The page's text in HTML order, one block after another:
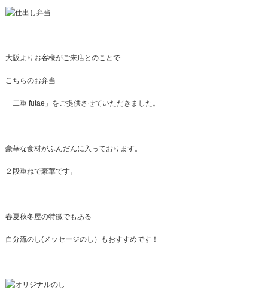
大阪よりお客様がご来店とのことで
こちらのお弁当
「二重 futae」をご提供させていただきました。
豪華な食材がふんだんに入っております。
２段重ねで豪華です。
春夏秋冬屋の特徴でもある
自分流のし(メッセージのし）もおすすめです！